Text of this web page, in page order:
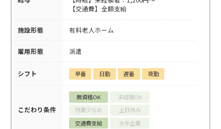
【交通費】全額支給
施設形態 有料老人ホーム
雇用形態 派遣
シフト 早番 日勤 遅番 夜勤
こだわり条件
無資格OK
未経験OK
残業少なめ
土日休み
交通費支給
大手企業